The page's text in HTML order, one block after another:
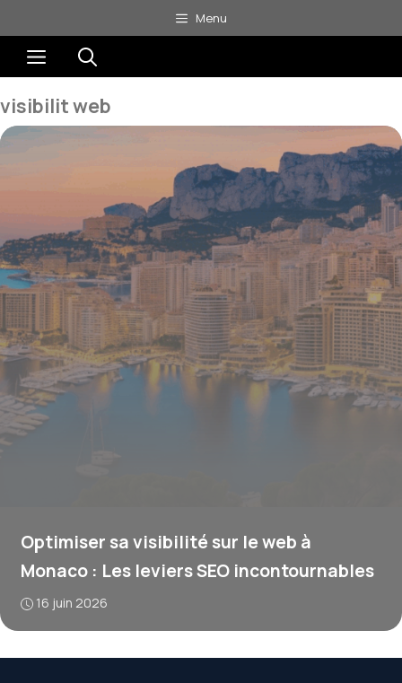
au
contenu
Menu
Menu
visibilit web
Optimiser sa visibilité sur le web à
Monaco : Les leviers SEO incontournables
16 juin 2026